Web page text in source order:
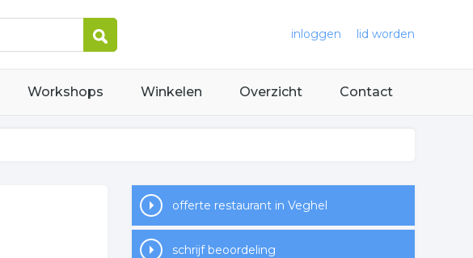
inloggen lid worden
Workshops Winkelen Overzicht Contact
offerte restaurant in Veghel
schrijf beoordeling